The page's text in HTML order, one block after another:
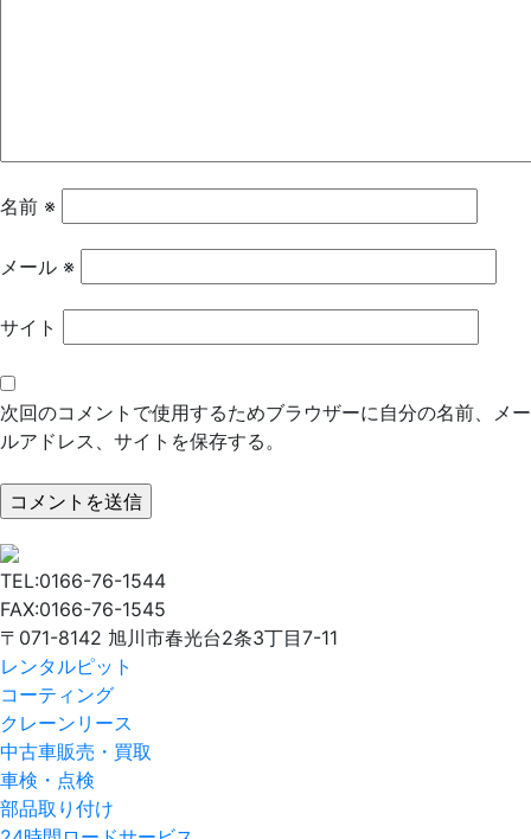
名前 ※
メール ※
サイト
次回のコメントで使用するためブラウザーに自分の名前、メー
ルアドレス、サイトを保存する。
TEL:0166-76-1544
FAX:0166-76-1545
〒071-8142 旭川市春光台2条3丁目7-11
レンタルピット
コーティング
クレーンリース
中古車販売・買取
車検・点検
部品取り付け